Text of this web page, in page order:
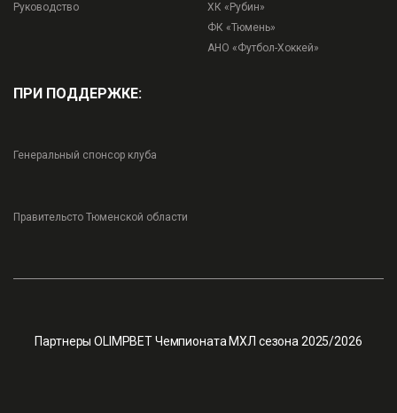
Руководство
ХК «Рубин»
ФК «Тюмень»
АНО «Футбол-Хоккей»
ПРИ ПОДДЕРЖКЕ:
Генеральный спонсор клуба
Правительсто Тюменской области
Партнеры OLIMPBET Чемпионата МХЛ сезона 2025/2026